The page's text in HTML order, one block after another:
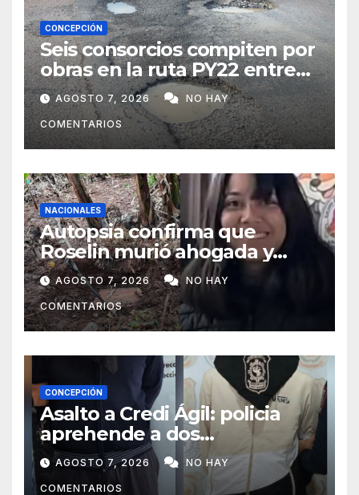
CONCEPCIÓN
Seis consorcios compiten por
obras en la ruta PY22 entre
Concepción y Vallemí
AGOSTO 7, 2026 NO HAY
COMENTARIOS
NACIONALES
Autopsia confirma que
Roselin murió ahogada y
luego sufrió una violenta
mutilación
AGOSTO 7, 2026 NO HAY
COMENTARIOS
CONCEPCIÓN
Asalto a Credi Ágil: policia
aprehende a dos
sospechosos e incauta
evidencias en Concepción
AGOSTO 7, 2026 NO HAY
COMENTARIOS